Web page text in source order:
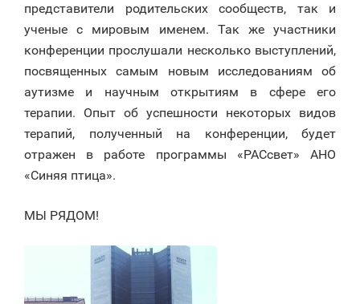
представители родительских сообществ, так и
ученые с мировым именем. Так же участники
конференции прослушали несколько выступлений,
посвященных самым новым исследованиям об
аутизме и научным открытиям в сфере его
терапии. Опыт об успешности некоторых видов
терапий, полученный на конференции, будет
отражен в работе программы «РАСсвет» АНО
«Синяя птица».
МЫ РЯДОМ!